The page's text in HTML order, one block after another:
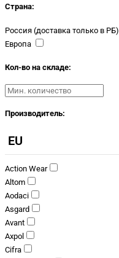
Страна:
Россия (доставка только в РБ)
Европа
Кол-во на складе:
Производитель:
EU
Action Wear
Altom
Aodaci
Asgard
Avant
Axpol
Cifra